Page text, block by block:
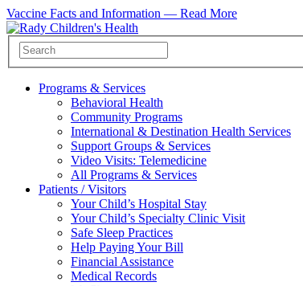
Vaccine Facts and Information — Read More
Programs & Services
Behavioral Health
Community Programs
International & Destination Health Services
Support Groups & Services
Video Visits: Telemedicine
All Programs & Services
Patients / Visitors
Your Child’s Hospital Stay
Your Child’s Specialty Clinic Visit
Safe Sleep Practices
Help Paying Your Bill
Financial Assistance
Medical Records